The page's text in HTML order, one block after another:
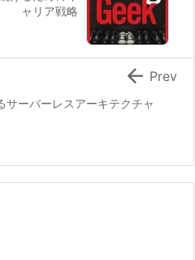
ャリア戦略
サーバーレスアーキテクチャ
 Prev